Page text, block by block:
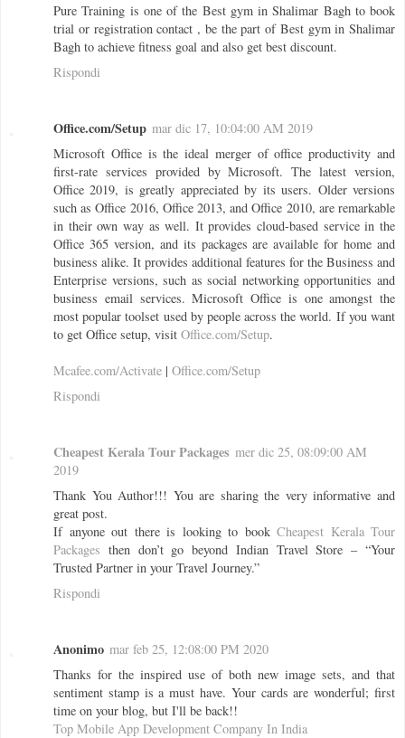
Pure Training is one of the Best gym in Shalimar Bagh to book
trial or registration contact , be the part of Best gym in Shalimar
Bagh to achieve fitness goal and also get best discount.
Rispondi
Office.com/Setup mar dic 17, 10:04:00 AM 2019
Microsoft Office is the ideal merger of office productivity and
first-rate services provided by Microsoft. The latest version,
Office 2019, is greatly appreciated by its users. Older versions
such as Office 2016, Office 2013, and Office 2010, are remarkable
in their own way as well. It provides cloud-based service in the
Office 365 version, and its packages are available for home and
business alike. It provides additional features for the Business and
Enterprise versions, such as social networking opportunities and
business email services. Microsoft Office is one amongst the
most popular toolset used by people across the world. If you want
to get Office setup, visit Office.com/Setup.
Mcafee.com/Activate | Office.com/Setup
Rispondi
Cheapest Kerala Tour Packages mer dic 25, 08:09:00 AM
2019
Thank You Author!!! You are sharing the very informative and
great post.
If anyone out there is looking to book Cheapest Kerala Tour
Packages then don’t go beyond Indian Travel Store – “Your
Trusted Partner in your Travel Journey.”
Rispondi
Anonimo mar feb 25, 12:08:00 PM 2020
Thanks for the inspired use of both new image sets, and that
sentiment stamp is a must have. Your cards are wonderful; first
time on your blog, but I'll be back!!
Top Mobile App Development Company In India